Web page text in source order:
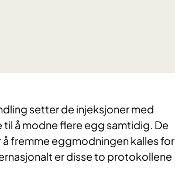
setter de injeksjoner med
å modne flere egg samtidig. De
fremme eggmodningen kalles for
er disse to protokollene